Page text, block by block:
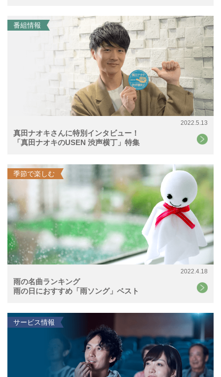
2022.5.13
真田ナオキさんに特別インタビュー！
「真田ナオキのUSEN 渋声横丁」特集
番組情報
2022.4.18
雨の名曲ランキング
雨の日におすすめ「雨ソング」ベスト
季節で楽しむ
サービス情報